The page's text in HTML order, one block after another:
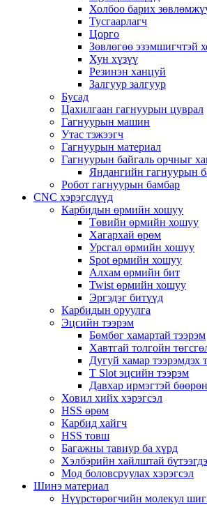
Холбоо барих
Тусгаарлагч
Цорго
Зөвлөгөө эзэмшигчтэй
Хун хүзүү
Резинэн ханцуй
Залгуур залгуур
Бусад
Цахилгаан гагнуурын цуврал
Гагнуурын машин
Утас тэжээгч
Гагнуурын материал
Гагнуурын байгаль орчныг
Яндангийн гагнуурын
Робот гагнуурын бамбар
CNC хэрэгслүүд
Карбидын өрмийн хошуу
Төвийн өрмийн хошуу
Хагархай өрөм
Урсгал өрмийн хошуу
Spot өрмийн хошуу
Алхам өрмийн бит
Twist өрмийн хошуу
Эргэдэг битүүд
Карбидын оруулга
Эцсийн тээрэм
Бөмбөг хамартай тээрэм
Хавтгай толгойн
Дугуй хамар тээрэмдэх
T Slot эцсийн тээрэм
Давхар ирмэгтэй
Ховил хийх хэрэгсэл
HSS өрөм
Карбид хайгч
HSS товш
Багажны тавиур ба хүрд
Хэлбэрийн хайлштай
Мод боловсруулах хэрэгсэл
Шинэ материал
Нүүрстөрөгчийн молекул